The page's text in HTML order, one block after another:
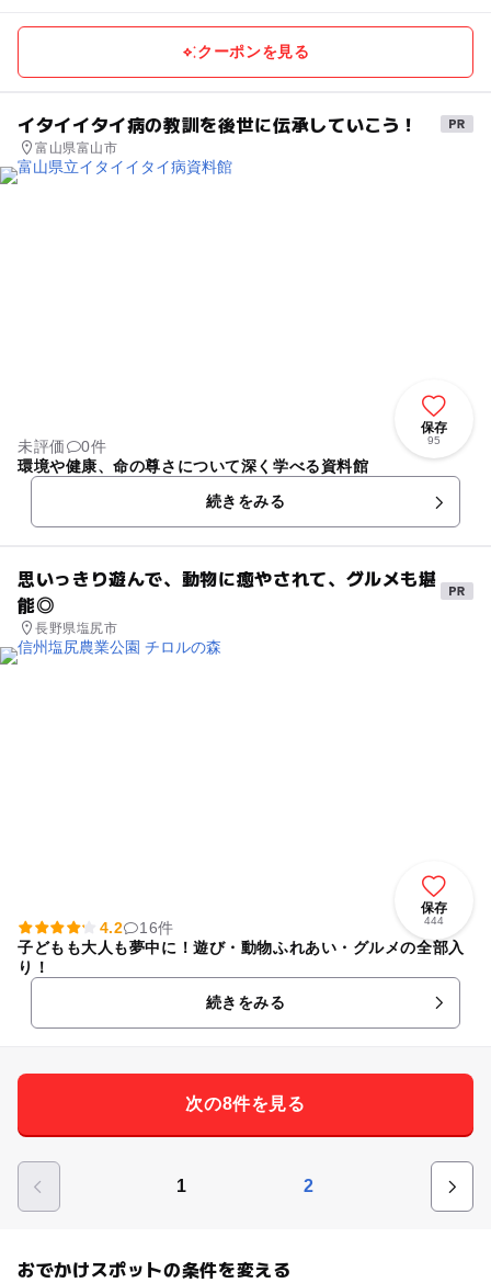
クーポンを見る
イタイイタイ病の教訓を後世に伝承していこう！
富山県富山市
保存
95
未評価
0件
環境や健康、命の尊さについて深く学べる資料館
続きをみる
思いっきり遊んで、動物に癒やされて、グルメも堪
能◎
長野県塩尻市
保存
444
4.2
16件
子どもも大人も夢中に！遊び・動物ふれあい・グルメの全部入
り！
続きをみる
次の8件を見る
1 2
おでかけスポットの条件を変える